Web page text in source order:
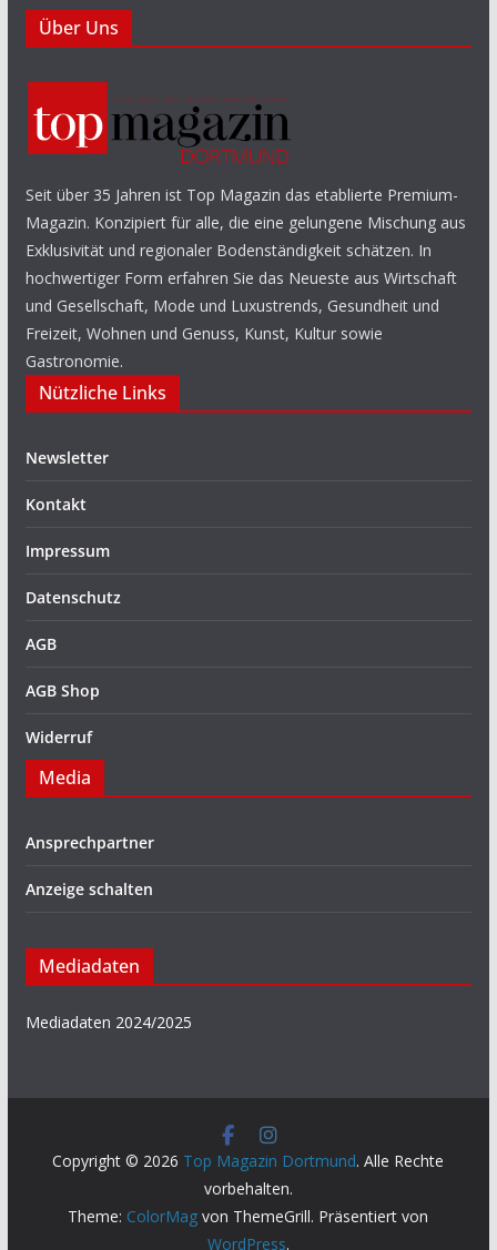
Über Uns
Seit über 35 Jahren ist Top Magazin das etablierte Premium-
Magazin. Konzipiert für alle, die eine gelungene Mischung aus
Exklusivität und regionaler Bodenständigkeit schätzen. In
hochwertiger Form erfahren Sie das Neueste aus Wirtschaft
und Gesellschaft, Mode und Luxustrends, Gesundheit und
Freizeit, Wohnen und Genuss, Kunst, Kultur sowie
Gastronomie.
Nützliche Links
Newsletter
Kontakt
Impressum
Datenschutz
AGB
AGB Shop
Widerruf
Media
Ansprechpartner
Anzeige schalten
Mediadaten
Mediadaten 2024/2025
Copyright © 2026 Top Magazin Dortmund. Alle Rechte
vorbehalten.
Theme: ColorMag von ThemeGrill. Präsentiert von
WordPress.